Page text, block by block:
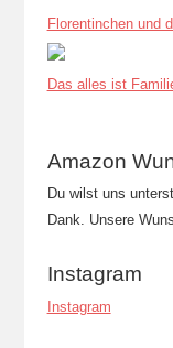
Florentinchen und
Das alles ist
Amazon
Du wilst uns
Dank. Unsere
Instagram
Instagram